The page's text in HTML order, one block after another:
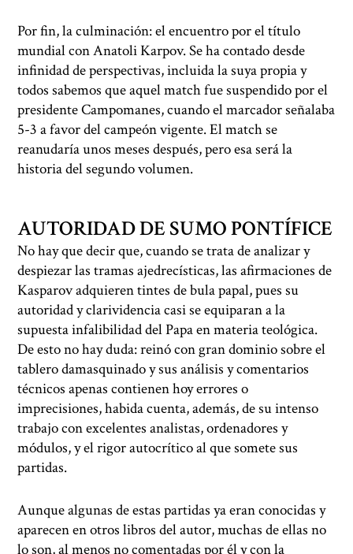
Por fin, la culminación: el encuentro por el título
mundial con Anatoli Karpov. Se ha contado desde
infinidad de perspectivas, incluida la suya propia y
todos sabemos que aquel match fue suspendido por el
presidente Campomanes, cuando el marcador señalaba
5-3 a favor del campeón vigente. El match se
reanudaría unos meses después, pero esa será la
historia del segundo volumen.
AUTORIDAD DE SUMO PONTÍFICE
No hay que decir que, cuando se trata de analizar y
despiezar las tramas ajedrecísticas, las afirmaciones de
Kasparov adquieren tintes de bula papal, pues su
autoridad y clarividencia casi se equiparan a la
supuesta infalibilidad del Papa en materia teológica.
De esto no hay duda: reinó con gran dominio sobre el
tablero damasquinado y sus análisis y comentarios
técnicos apenas contienen hoy errores o
imprecisiones, habida cuenta, además, de su intenso
trabajo con excelentes analistas, ordenadores y
módulos, y el rigor autocrítico al que somete sus
partidas.
Aunque algunas de estas partidas ya eran conocidas y
aparecen en otros libros del autor, muchas de ellas no
lo son, al menos no comentadas por él y con la